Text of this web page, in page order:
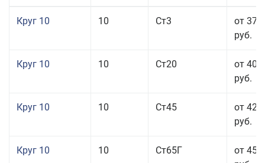
Круг 10 10 Ст3
от 37
руб.
Круг 10 10 Ст20
от 40
руб.
Круг 10 10 Ст45
от 42
руб.
Круг 10 10 Ст65Г
от 45